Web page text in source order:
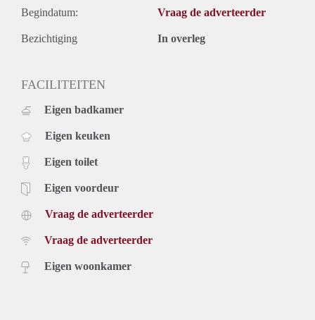
Begindatum: Vraag de adverteerder
Bezichtiging In overleg
FACILITEITEN
Eigen badkamer
Eigen keuken
Eigen toilet
Eigen voordeur
Vraag de adverteerder
Vraag de adverteerder
Eigen woonkamer